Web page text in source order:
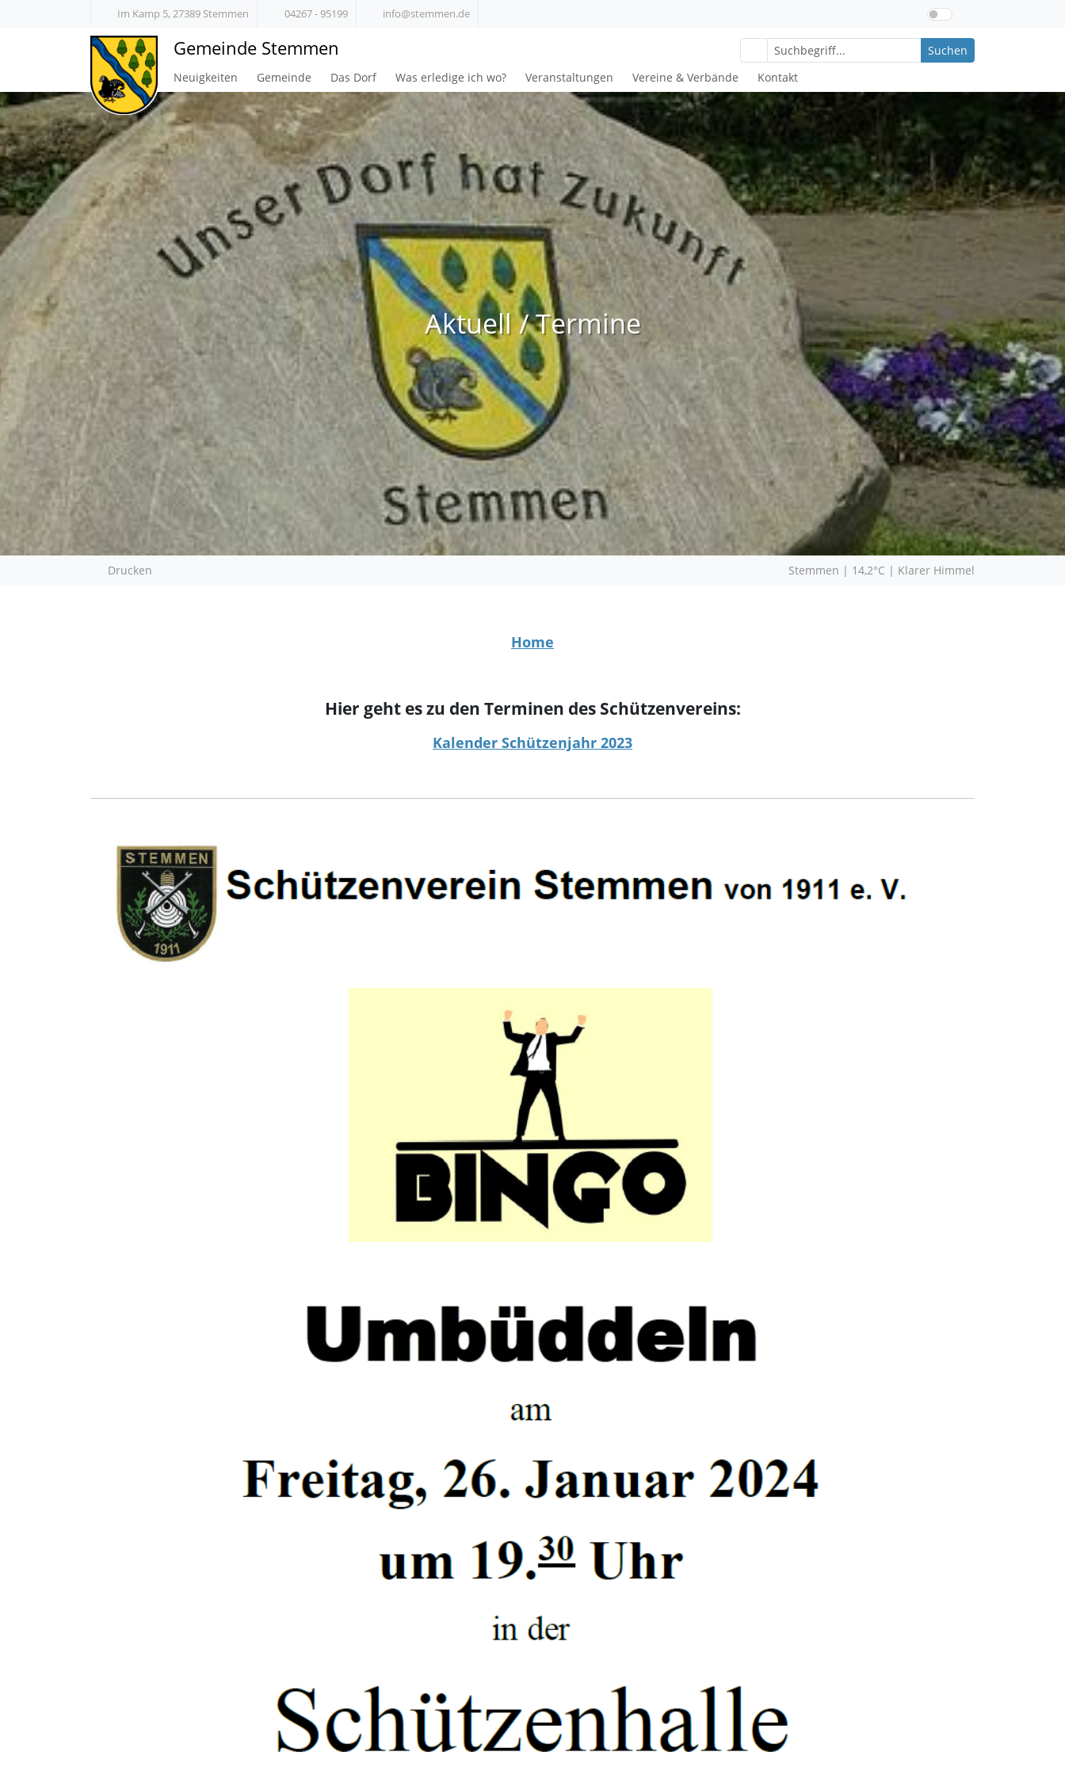
Im Kamp 5, 27389 Stemmen 04267 - 95199 info@stemmen.de
Gemeinde Stemmen
Suchen
Neuigkeiten
Gemeinde Das Dorf Was erledige ich wo? Veranstaltungen Vereine & Verbände Kontakt
Aktuell / Termine
Drucken Stemmen | 14,2°C | Klarer Himmel
Home
Hier geht es zu den Terminen des Schützenvereins:
Kalender Schützenjahr 2023